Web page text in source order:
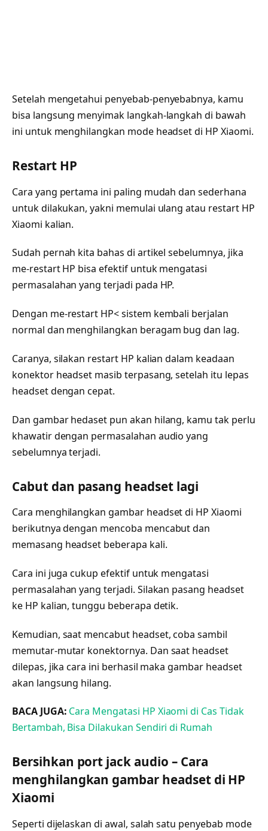
Setelah mengetahui penyebab-penyebabnya, kamu
bisa langsung menyimak langkah-langkah di bawah
ini untuk menghilangkan mode headset di HP Xiaomi.
Restart HP
Cara yang pertama ini paling mudah dan sederhana
untuk dilakukan, yakni memulai ulang atau restart HP
Xiaomi kalian.
Sudah pernah kita bahas di artikel sebelumnya, jika
me-restart HP bisa efektif untuk mengatasi
permasalahan yang terjadi pada HP.
Dengan me-restart HP< sistem kembali berjalan
normal dan menghilangkan beragam bug dan lag.
Caranya, silakan restart HP kalian dalam keadaan
konektor headset masib terpasang, setelah itu lepas
headset dengan cepat.
Dan gambar hedaset pun akan hilang, kamu tak perlu
khawatir dengan permasalahan audio yang
sebelumnya terjadi.
Cabut dan pasang headset lagi
Cara menghilangkan gambar headset di HP Xiaomi
berikutnya dengan mencoba mencabut dan
memasang headset beberapa kali.
Cara ini juga cukup efektif untuk mengatasi
permasalahan yang terjadi. Silakan pasang headset
ke HP kalian, tunggu beberapa detik.
Kemudian, saat mencabut headset, coba sambil
memutar-mutar konektornya. Dan saat headset
dilepas, jika cara ini berhasil maka gambar headset
akan langsung hilang.
BACA JUGA: Cara Mengatasi HP Xiaomi di Cas Tidak
Bertambah, Bisa Dilakukan Sendiri di Rumah
Bersihkan port jack audio – Cara
menghilangkan gambar headset di HP
Xiaomi
Seperti dijelaskan di awal, salah satu penyebab mode